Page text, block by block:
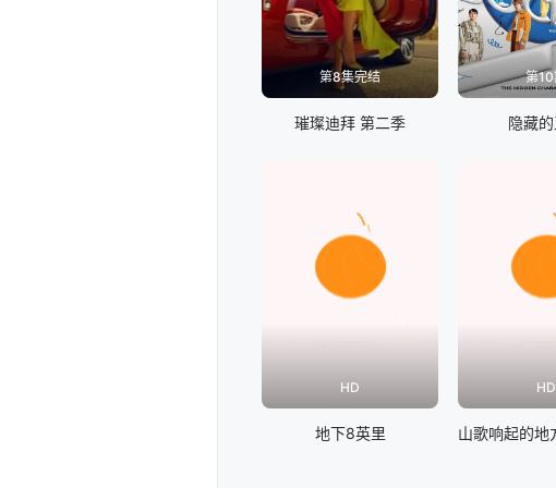
第8集完结
璀璨迪拜 第二季
第10
隐藏
HD
地下8英里
HD